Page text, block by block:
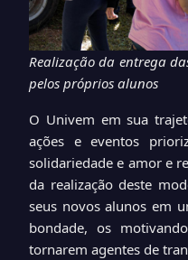
Realização da entrega
pelos próprios alunos
O Univem em sua
ações e eventos
solidariedade e amor e
da realização deste
seus novos alunos em
bondade, os
tornarem agentes de